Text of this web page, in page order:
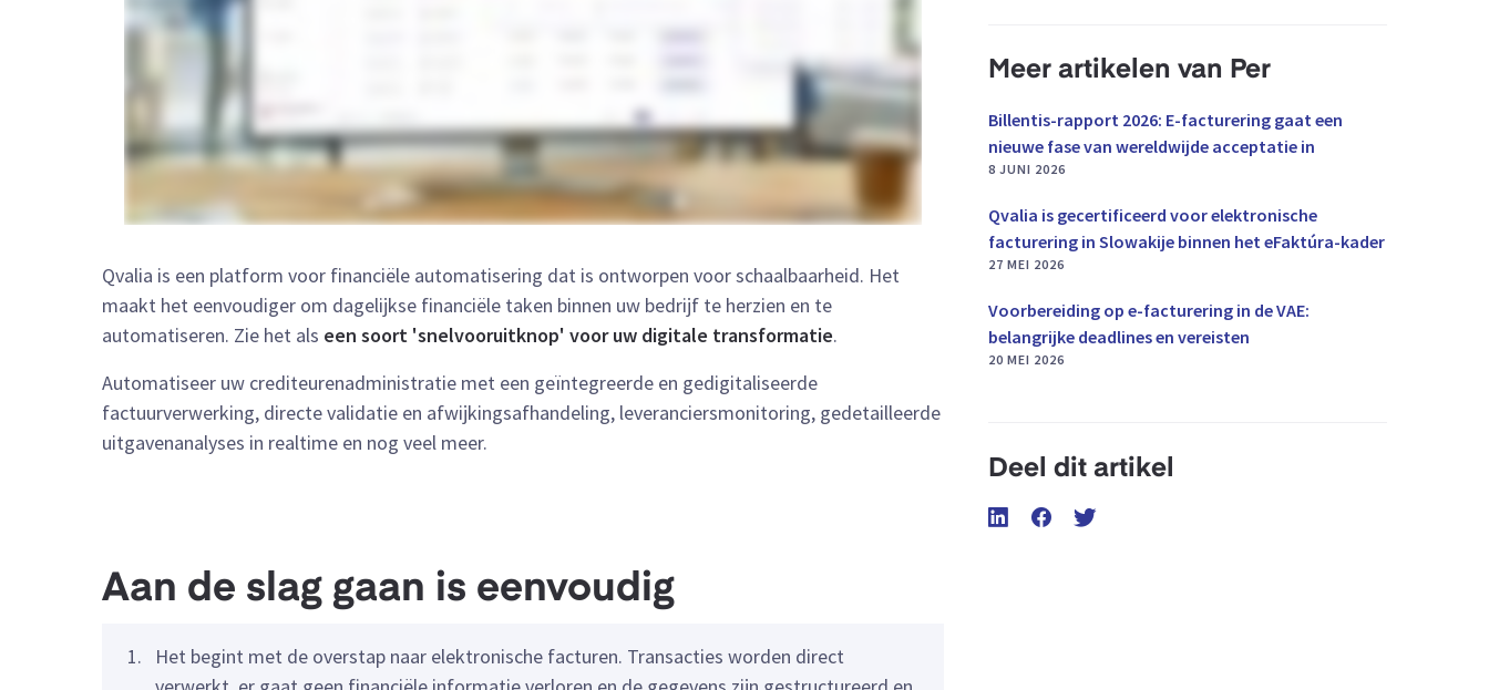
Qvalia is een platform voor financiële automatisering dat is ontworpen voor schaalbaarheid. Het
maakt het eenvoudiger om dagelijkse financiële taken binnen uw bedrijf te herzien en te
automatiseren. Zie het als een soort 'snelvooruitknop' voor uw digitale transformatie.
Automatiseer uw crediteurenadministratie met een geïntegreerde en gedigitaliseerde
factuurverwerking, directe validatie en afwijkingsafhandeling, leveranciersmonitoring, gedetailleerde
uitgavenanalyses in realtime en nog veel meer.
Aan de slag gaan is eenvoudig
Het begint met de overstap naar elektronische facturen. Transacties worden direct
Meer artikelen van Per
Billentis-rapport 2026: E-facturering gaat een
nieuwe fase van wereldwijde acceptatie in
8 JUNI 2026
Qvalia is gecertificeerd voor elektronische
facturering in Slowakije binnen het eFaktúra-kader
27 MEI 2026
Voorbereiding op e-facturering in de VAE:
belangrijke deadlines en vereisten
20 MEI 2026
Deel dit artikel